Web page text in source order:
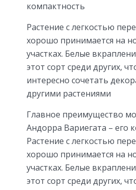
компактность
Растение с легкостью
хорошо принимается на
участках. Белые
этот сорт среди других,
интересно сочетать
другими растениями
Главное преимущество
Андорра Вариегата – его
Растение с легкостью
хорошо принимается на
участках. Белые
этот сорт среди других,